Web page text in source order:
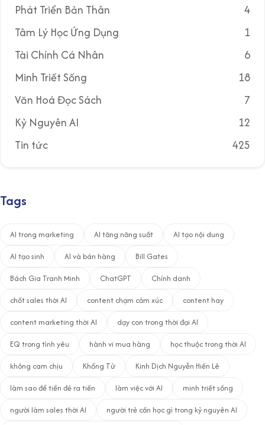
Phát Triển Bản Thân
4
Tâm Lý Học Ứng Dụng
1
Tài Chính Cá Nhân
6
Minh Triết Sống
18
Văn Hoá Đọc Sách
7
Kỷ Nguyên AI
12
Tin tức
425
Tags
AI trong marketing AI tăng năng suất
AI tạo nội dung
AI tạo sinh
AI và bán hàng
Bill Gates
Bách Gia Tranh Minh
ChatGPT
Chính danh
chốt sales thời AI
content chạm cảm xúc
content hay
content marketing thời AI
dạy con trong thời đại AI
EQ trong tình yêu
hành vi mua hàng
học thuộc trong thời AI
không cam chịu
Khổng Tử
Kinh Dịch Nguyễn Hiến Lê
làm sao để tiền đẻ ra tiền
làm việc với AI
minh triết sống
người làm sales thời AI
người trẻ cần học gì trong kỷ nguyên AI